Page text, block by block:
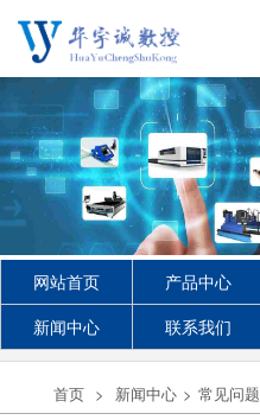
网站首页 产品中心
新闻中心
联系我们
首页 > 新闻中心 > 常见问题